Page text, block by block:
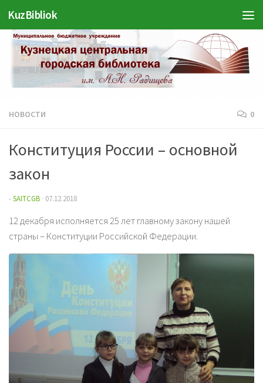
Перейти к содержимому
KuzBibliok
НОВОСТИ 0
Конституция России – основной
закон
-SAITCGB · 07.12.2018
12 декабря исполняется 25 лет главному закону нашей
страны – Конституции Российской Федерации.